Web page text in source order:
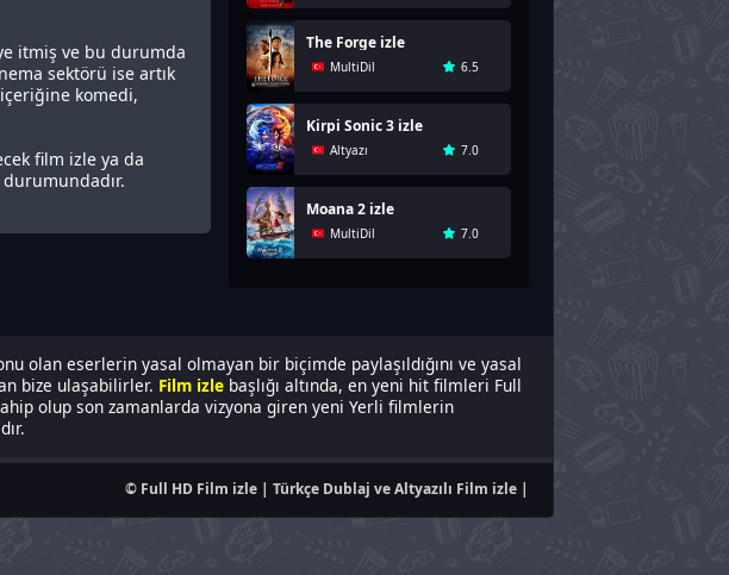
itmiş ve bu durumda
sektörü ise artık
komedi,
film izle ya da
The Forge izle
MultiDil 6.5
Kirpi Sonic 3 izle
Altyazı 7.0
Moana 2 izle
MultiDil 7.0
olan eserlerin yasal olmayan bir biçimde paylaşıldığını ve yasal
bize ulaşabilirler. Film izle başlığı altında, en yeni hit filmleri Full
olup son zamanlarda vizyona giren yeni Yerli filmlerin
© Full HD Film izle | Türkçe Dublaj ve Altyazılı Film izle |